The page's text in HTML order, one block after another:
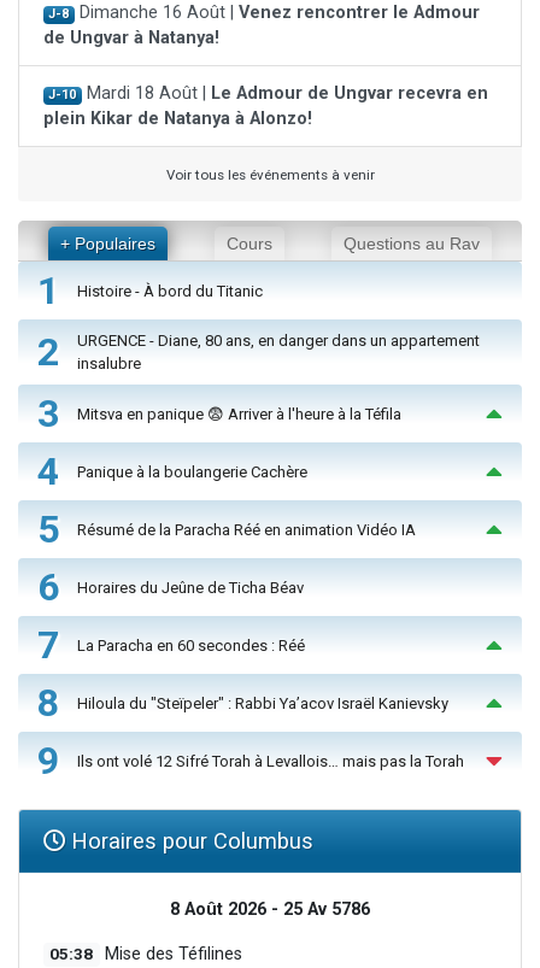
J-8 Dimanche 16 Août | Venez rencontrer le Admour
de Ungvar à Natanya!
J-10 Mardi 18 Août |
Le Admour de Ungvar recevra en
plein Kikar de Natanya à Alonzo!
Voir tous les événements à venir
+ Populaires Cours Questions au Rav
1 Histoire - À bord du Titanic
2
URGENCE - Diane, 80 ans, en danger dans un appartement
insalubre
3 Mitsva en panique 😨 Arriver à l'heure à la Téfila
4 Panique à la boulangerie Cachère
5 Résumé de la Paracha Réé en animation Vidéo IA
6 Horaires du Jeûne de Ticha Béav
7 La Paracha en 60 secondes : Réé
8 Hiloula du "Steïpeler" : Rabbi Ya’acov Israël Kanievsky
9 Ils ont volé 12 Sifré Torah à Levallois… mais pas la Torah
Horaires pour Columbus
8 Août 2026 - 25 Av 5786
05:38 Mise des Téfilines